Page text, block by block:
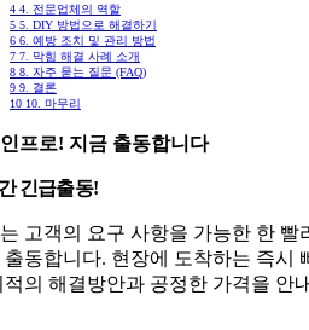
4 4. 전문업체의 역할
5 5. DIY 방법으로 해결하기
6 6. 예방 조치 및 관리 방법
7 7. 막힘 해결 사례 소개
8 8. 자주 묻는 질문 (FAQ)
9 9. 결론
10 10. 마무리
프로! 지금 출동합니다
긴급출동!
고객의 요구 사항을 가능한 한 빨
출동합니다. 현장에 도착하는 즉시
적의 해결방안과 공정한 가격을 안